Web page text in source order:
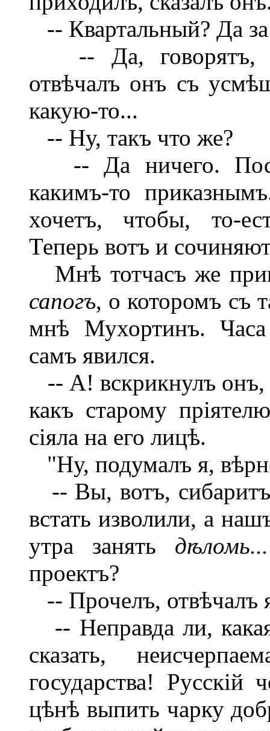
-- Квартальный? Да
-- Да, говорятъ,
отвѣчалъ онъ съ
какую-то...
-- Ну, такъ что же?
-- Да ничего.
какимъ-то
хочетъ, чтобы, то-
Теперь вотъ и
Мнѣ тотчасъ же
сапогъ, о которомъ съ
мнѣ Мухортинъ. Часа
самъ явился.
-- А! вскрикнулъ онъ,
какъ старому
сіяла на его лицѣ.
"Ну, подумалъ я,
-- Вы, вотъ,
встать изволили, а
утра занять дѣломь...
проектъ?
-- Прочелъ, отвѣчалъ
-- Неправда ли,
сказать,
государства!
цѣнѣ выпить чарку